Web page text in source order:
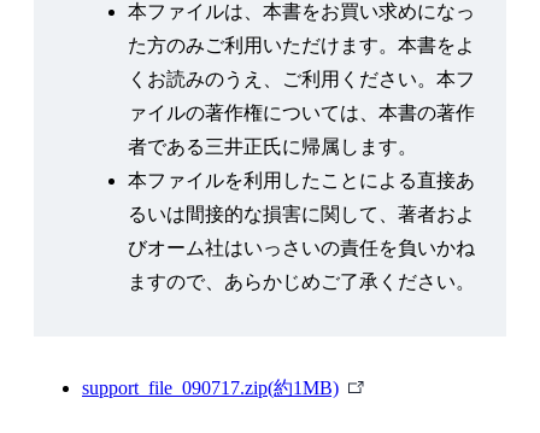
3.1 統計的問題解決の背景
3.2 実験計画を立てる
3.3 モデリングする
3.4 最適化する
第4講 JMP で実戦に挑む—統計的問題解決の実際
4.1 統計的問題解決の手引き
4.2 演習 化合物合成工程の最適化
5.1 意思決定する
本ファイルは、本書をお買い求めになっ
た方のみご利用いただけます。本書をよ
くお読みのうえ、ご利用ください。本フ
ァイルの著作権については、本書の著作
者である三井正氏に帰属します。
本ファイルを利用したことによる直接あ
るいは間接的な損害に関して、著者およ
びオーム社はいっさいの責任を負いかね
ますので、あらかじめご了承ください。
support_file_090717.zip(約1MB)
外